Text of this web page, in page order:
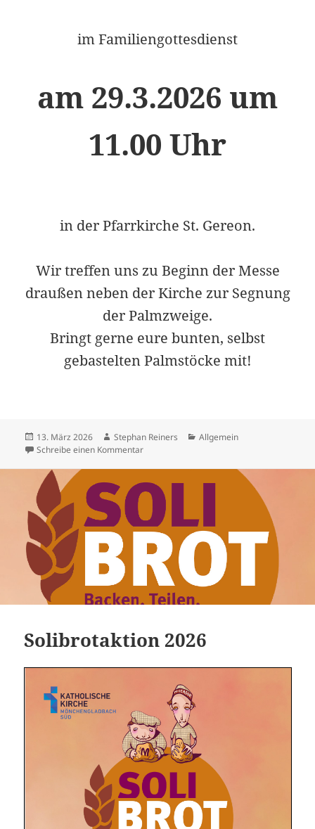
im Familiengottesdienst
am 29.3.2026 um
11.00 Uhr
in der Pfarrkirche St. Gereon.
Wir treffen uns zu Beginn der Messe
draußen neben der Kirche zur Segnung
der Palmzweige.
Bringt gerne eure bunten, selbst
gebastelten Palmstöcke mit!
Veröffentlicht
am
13. März 2026 Autor
Stephan Reiners Kategorien
Allgemein
Schreibe einen Kommentarzu Familiengottesdienst am Palmsonntag
Solibrotaktion 2026